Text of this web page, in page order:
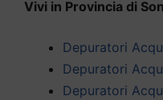
Vivi in Provincia di
Depuratori
Depuratori
Depuratori